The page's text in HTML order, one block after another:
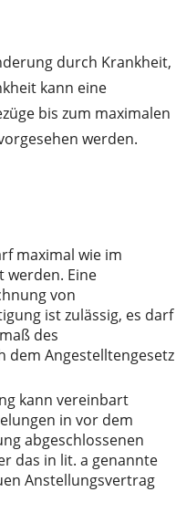
durch Krankheit,
kann eine
bis zum maximalen
werden.
maximal wie im
werden. Eine
von
ist zulässig, es darf
des
dem Angestelltengesetz
kann vereinbart
in vor dem
abgeschlossenen
das in lit. a genannte
Anstellungsvertrag